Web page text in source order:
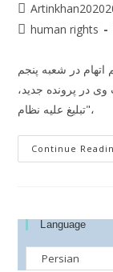
human rights
در شعبه‌ پنجم
در پرونده‌ جدید،
"تبلیغ علیه نظام،
Continue
Language